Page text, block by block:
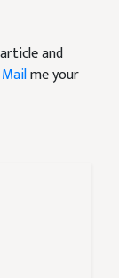
and
Mailme your